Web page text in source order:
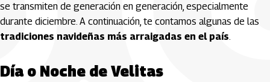
se transmiten de generación en generación, especialmente
durante diciembre. A continuación, te contamos algunas de las
tradiciones navideñas más arraigadas en el país.
Día o Noche de Velitas